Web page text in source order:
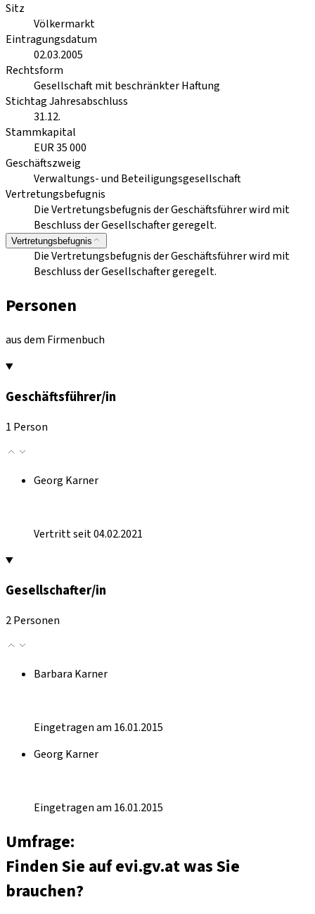
Sitz
Völkermarkt
Eintragungsdatum
02.03.2005
Rechtsform
Gesellschaft mit beschränkter Haftung
Stichtag Jahresabschluss
31.12.
Stammkapital
EUR 35 000
Geschäftszweig
Verwaltungs- und Beteiligungsgesellschaft
Vertretungsbefugnis
Die Vertretungsbefugnis der Geschäftsführer wird mit
Beschluss der Gesellschafter geregelt.
Vertretungsbefugnis
Die Vertretungsbefugnis der Geschäftsführer wird mit
Beschluss der Gesellschafter geregelt.
Personen
aus dem Firmenbuch
Geschäftsführer/in
1 Person
Georg Karner
Vertritt seit 04.02.2021
Gesellschafter/in
2 Personen
Barbara Karner
Eingetragen am 16.01.2015
Georg Karner
Eingetragen am 16.01.2015
Umfrage:
Finden Sie auf evi.gv.at was Sie
brauchen?